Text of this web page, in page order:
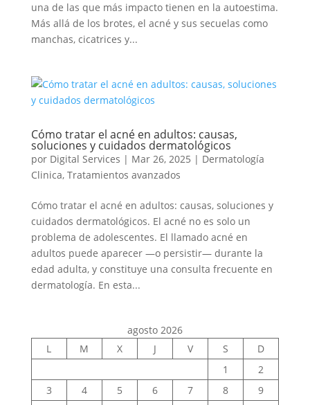
una de las que más impacto tienen en la autoestima.
Más allá de los brotes, el acné y sus secuelas como
manchas, cicatrices y...
Cómo tratar el acné en adultos: causas,
soluciones y cuidados dermatológicos
por Digital Services | Mar 26, 2025 | Dermatología
Clinica, Tratamientos avanzados
Cómo tratar el acné en adultos: causas, soluciones y
cuidados dermatológicos. El acné no es solo un
problema de adolescentes. El llamado acné en
adultos puede aparecer —o persistir— durante la
edad adulta, y constituye una consulta frecuente en
dermatología. En esta...
agosto 2026
L
M X J V S
D
1
2
3
4 5 6 7 8
9